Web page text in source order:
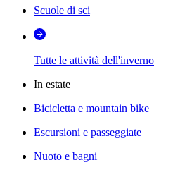
Scuole di sci
Tutte le attività dell'inverno
In estate
Bicicletta e mountain bike
Escursioni e passeggiate
Nuoto e bagni